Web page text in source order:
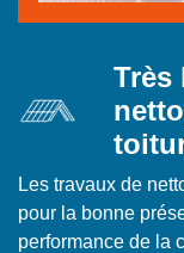
Très
Les travaux de
pour la bonne
performance de la